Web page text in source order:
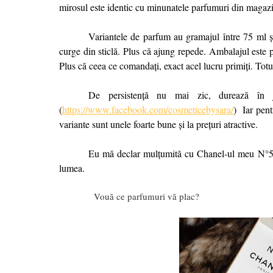
mirosul este identic cu minunatele parfumuri din
Variantele de parfum au gramajul între 75 ml
curge din sticlă. Plus că ajung repede. Ambalajul
Plus că ceea ce comandați, exact acel lucru primiți.
De persistență nu mai zic, durează
(https://www.facebook.com/cosmeticebysara/) Iar
variante sunt unele foarte bune și la prețuri atractive.
Eu mă declar mulțumită cu Chanel-ul meu
lumea.
Vouă ce parfumuri vă plac?